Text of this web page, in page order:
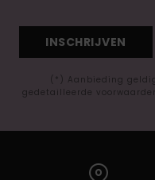
INSCHRIJVEN
(*) Aanbieding
gedetailleerde